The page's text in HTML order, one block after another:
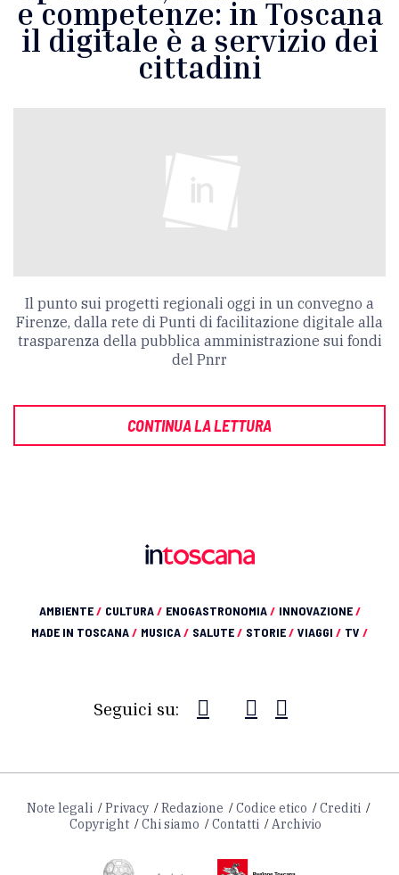
e competenze: in Toscana
il digitale è a servizio dei
cittadini
Il punto sui progetti regionali oggi in un convegno a
Firenze, dalla rete di Punti di facilitazione digitale alla
trasparenza della pubblica amministrazione sui fondi
del Pnrr
CONTINUA LA LETTURA
AMBIENTE/ CULTURA/ ENOGASTRONOMIA/ INNOVAZIONE/
MADE IN TOSCANA/ MUSICA/ SALUTE/ STORIE/ VIAGGI / TV /
Seguici su:
Note legali Privacy Redazione Codice etico
Crediti
Copyright
Chi siamo Contatti Archivio